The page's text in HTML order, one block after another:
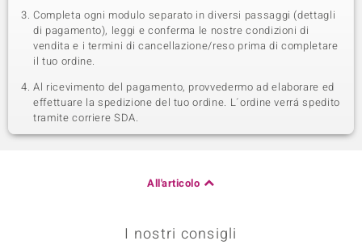
Completa ogni modulo separato in diversi passaggi (dettagli
di pagamento), leggi e conferma le nostre condizioni di
vendita e i termini di cancellazione/reso prima di completare
il tuo ordine.
Al ricevimento del pagamento, provvedermo ad elaborare ed
effettuare la spedizione del tuo ordine. L´ordine verrá spedito
tramite corriere SDA.
All'articolo
I nostri consigli